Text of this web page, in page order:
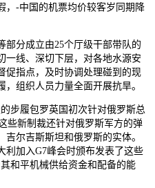
，-中国的机票均价较客岁同期降
分成立由25个厅级干部带队的
一线、深切下层，对各地水源安
促指点，及时协调处理碰到的现
组织人员力量全面开展抗旱。
履包罗英国初次针对俄罗斯总
些新制裁还针对俄罗斯军方的弹
尔吉斯斯坦和俄罗斯的实体。
利加入G7峰会时颁布发表了这些
和平机械供给资金和配备的能